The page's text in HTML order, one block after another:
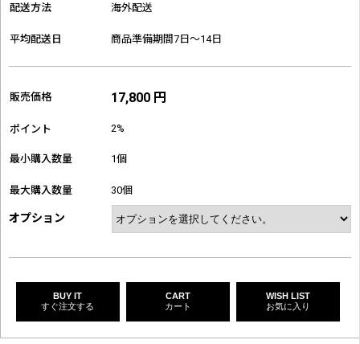
配送方法 海外配送
平均配送日 商品準備期間7日～14日
販売価格 17,800 円
ポイント 2%
最小購入数量 1個
最大購入数量 30個
オプション
BUY IT
すぐ注文する
CART
カート
WISH LIST
お気に入り